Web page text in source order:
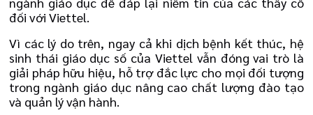
đối với Viettel.
Vì các lý do trên, ngay cả khi dịch bệnh kết thúc, hệ
sinh thái giáo dục số của Viettel vẫn đóng vai trò là
giải pháp hữu hiệu, hỗ trợ đắc lực cho mọi đối tượng
trong ngành giáo dục nâng cao chất lượng đào tạo
và quản lý vận hành.